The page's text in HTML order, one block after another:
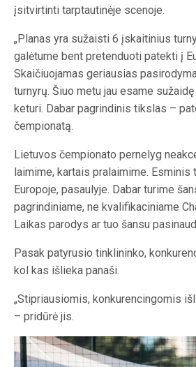
įsitvirtinti tarptautinėje scenoje.
„Planas yra sužaisti 6 įskaitinius
galėtume bent pretenduoti patekti į
Skaičiuojamas geriausias
turnyrų. Šiuo metu jau esame
keturi. Dabar pagrindinis tikslas –
čempionatą.
Lietuvos čempionato pernelyg
laimime, kartais pralaimime.
Europoje, pasaulyje. Dabar turime
pagrindiniame, ne kvalifikaciniame
Laikas parodys ar tuo šansu
Pasak patyrusio tinklininko,
kol kas išlieka panaši.
„Stipriausiomis, konkurencingomis
– pridūrė jis.